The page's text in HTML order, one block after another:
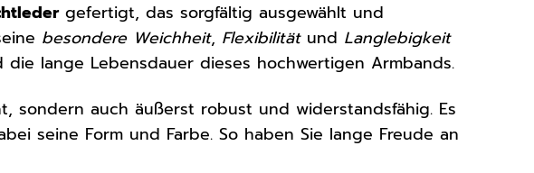
gefertigt, das sorgfältig ausgewählt und
besondere Weichheit, Flexibilitätund Langlebigkeit
lange Lebensdauer dieses hochwertigen Armbands.
sondern auch äußerst robust und widerstandsfähig. Es
seine Form und Farbe. So haben Sie lange Freude an